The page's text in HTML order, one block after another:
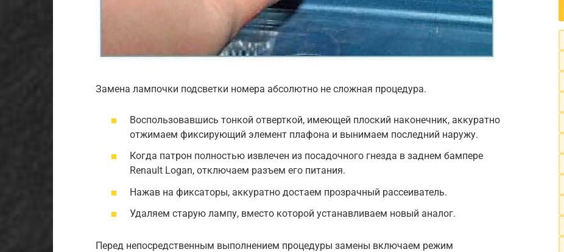
Замена лампочки подсветки номера абсолютно не сложная процедура.
Воспользовавшись тонкой отверткой, имеющей плоский наконечник, аккуратно
отжимаем фиксирующий элемент плафона и вынимаем последний наружу.
Когда патрон полностью извлечен из посадочного гнезда в заднем бампере
Renault Logan, отключаем разъем его питания.
Нажав на фиксаторы, аккуратно достаем прозрачный рассеиватель.
Удаляем старую лампу, вместо которой устанавливаем новый аналог.
Перед непосредственным выполнением процедуры замены включаем режим